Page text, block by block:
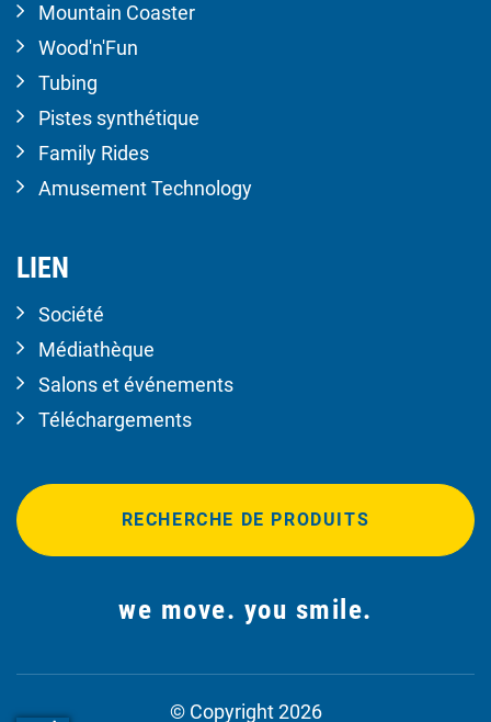
Mountain Coaster
Wood'n'Fun
Tubing
Pistes synthétique
Family Rides
Amusement Technology
LIEN
Société
Médiathèque
Salons et événements
Téléchargements
RECHERCHE DE PRODUITS
we move. you smile.
© Copyright 2026